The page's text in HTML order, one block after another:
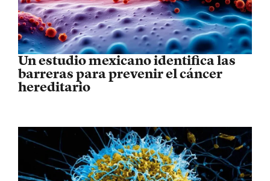
Un estudio mexicano identifica las
barreras para prevenir el cáncer
hereditario